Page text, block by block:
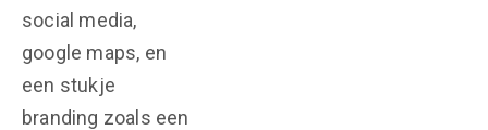
social media,
google maps, en
een stukje
branding zoals een